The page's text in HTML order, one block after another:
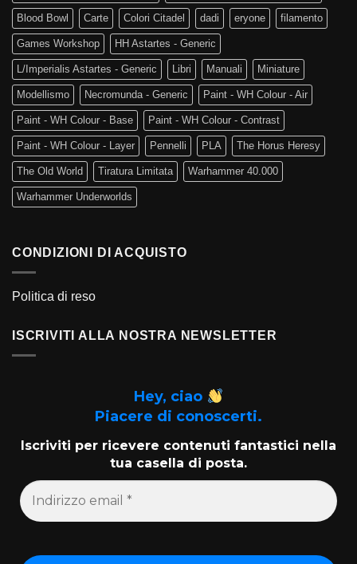
Blood Bowl Carte Colori Citadel dadi eryone filamento
Games Workshop HH Astartes - Generic
L/Imperialis Astartes - Generic Libri Manuali Miniature
Modellismo Necromunda - Generic Paint - WH Colour - Air
Paint - WH Colour - Base Paint - WH Colour - Contrast
Paint - WH Colour - Layer Pennelli PLA The Horus Heresy
The Old World Tiratura Limitata Warhammer 40.000
Warhammer Underworlds
CONDIZIONI DI ACQUISTO
Politica di reso
ISCRIVITI ALLA NOSTRA NEWSLETTER
Hey, ciao
Piacere di conoscerti.
Iscriviti per ricevere contenuti fantastici nella
tua casella di posta.